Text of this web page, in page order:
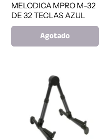
MELODICA MPRO M-32
DE 32 TECLAS AZUL
Agotado